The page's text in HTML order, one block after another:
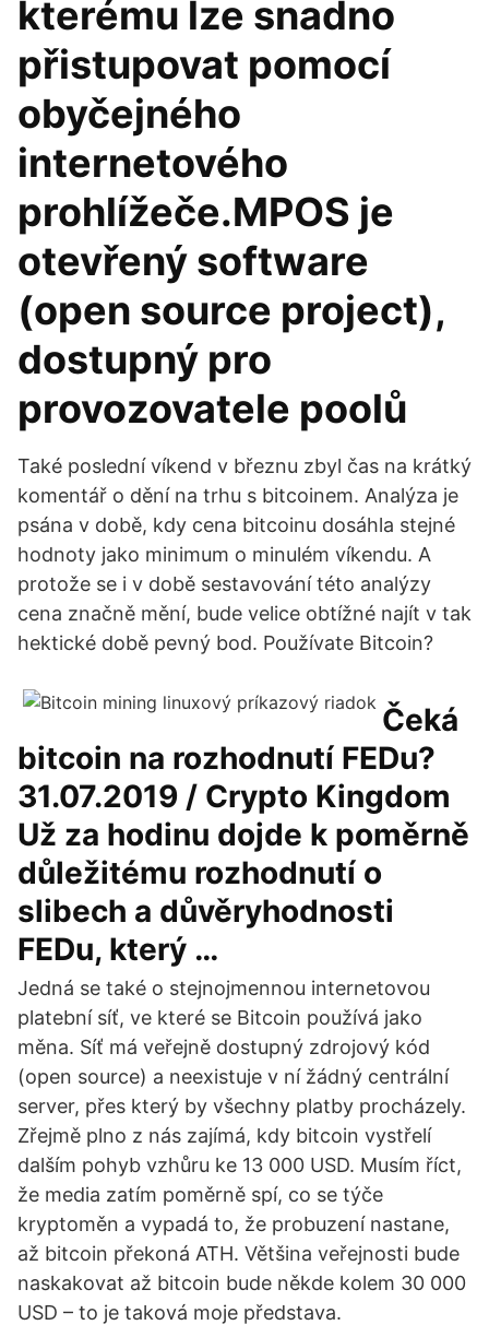
kterému lze snadno
přistupovat pomocí
obyčejného
internetového
prohlížeče.MPOS je
otevřený software
(open source project),
dostupný pro
provozovatele poolů
Také poslední víkend v březnu zbyl čas na krátký
komentář o dění na trhu s bitcoinem. Analýza je
psána v době, kdy cena bitcoinu dosáhla stejné
hodnoty jako minimum o minulém víkendu. A
protože se i v době sestavování této analýzy
cena značně mění, bude velice obtížné najít v tak
hektické době pevný bod. Používate Bitcoin?
Čeká
bitcoin na rozhodnutí FEDu?
31.07.2019 / Crypto Kingdom
Už za hodinu dojde k poměrně
důležitému rozhodnutí o
slibech a důvěryhodnosti
FEDu, který …
Jedná se také o stejnojmennou internetovou
platební síť, ve které se Bitcoin používá jako
měna. Síť má veřejně dostupný zdrojový kód
(open source) a neexistuje v ní žádný centrální
server, přes který by všechny platby procházely.
Zřejmě plno z nás zajímá, kdy bitcoin vystřelí
dalším pohyb vzhůru ke 13 000 USD. Musím říct,
že media zatím poměrně spí, co se týče
kryptoměn a vypadá to, že probuzení nastane,
až bitcoin překoná ATH. Většina veřejnosti bude
naskakovat až bitcoin bude někde kolem 30 000
USD – to je taková moje představa.